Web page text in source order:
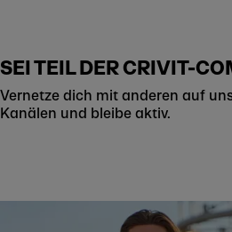
SEI TEIL DER CRIVIT-
Vernetze dich mit anderen auf
Kanälen und bleibe aktiv.